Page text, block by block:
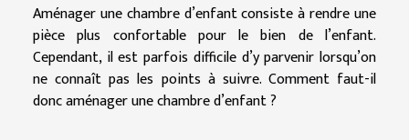
Aménager une chambre d’enfant consiste à rendre une
pièce plus confortable pour le bien de l’enfant.
Cependant, il est parfois difficile d’y parvenir lorsqu’on
ne connaît pas les points à suivre. Comment faut-il
donc aménager une chambre d’enfant ?